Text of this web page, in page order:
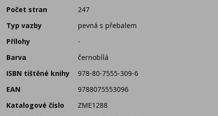
Počet stran
247
Typ vazby
pevná s přebalem
Přílohy
-
Barva
černobílá
ISBN tištěné knihy
978-80-7555-309-6
EAN
9788075553096
Katalogové číslo
ZME1288